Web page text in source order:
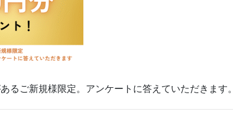
るご新規様限定。アンケートに答えていただきます。